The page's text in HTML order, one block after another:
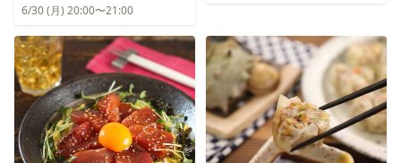
6/30 (月) 20:00〜21:00